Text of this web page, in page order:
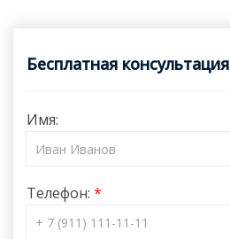
Бесплатная консультация
Имя:
Телефон: